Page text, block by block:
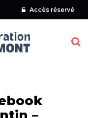
Accès réservé